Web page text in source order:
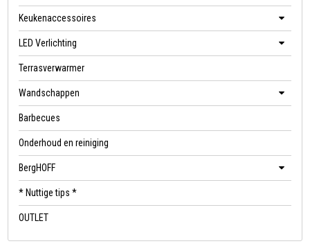
Keukenaccessoires
LED Verlichting
Terrasverwarmer
Wandschappen
Barbecues
Onderhoud en reiniging
BergHOFF
* Nuttige tips *
OUTLET